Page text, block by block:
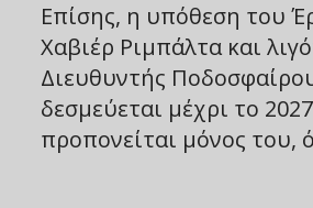
Επίσης, η υπόθεση του
Χαβιέρ Ριμπάλτα και
Διευθυντής
δεσμεύεται μέχρι το
προπονείται μόνος του,